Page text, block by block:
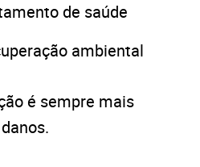
de saúde
ambiental
é sempre mais